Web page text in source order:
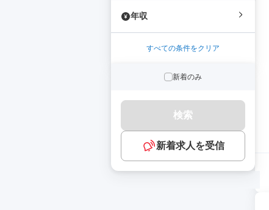
年収
すべての条件をクリア
新着のみ
検索
新着求人を受信